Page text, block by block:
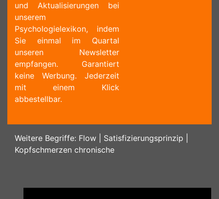
und Aktualisierungen bei
unserem
Psychologielexikon, indem
Sie einmal im Quartal
unseren Newsletter
empfangen. Garantiert
keine Werbung. Jederzeit
mit einem Klick
abbestellbar.
Weitere Begriffe: Flow Satisfizierungsprinzip
Kopfschmerzen chronische